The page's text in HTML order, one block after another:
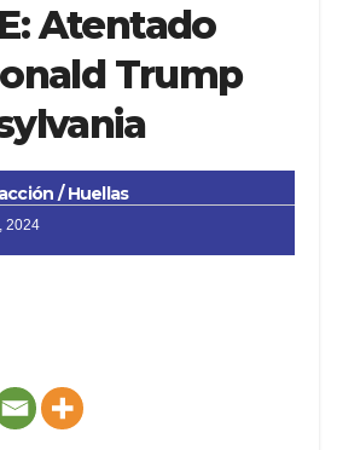
Atentado
Trump
/ Huellas
2024